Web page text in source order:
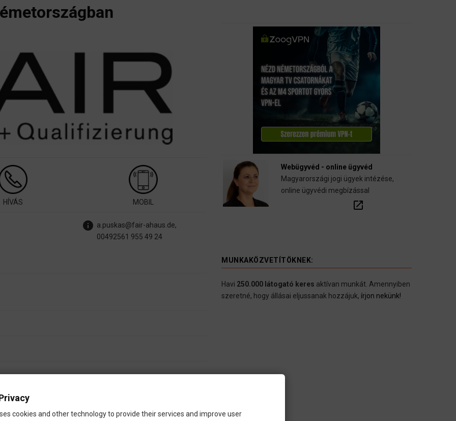
HÍVÁS MOBIL
info a.puskas@fair-ahaus.de,
00492561 955 49 24
Webügyvéd - online ügyvéd
Magyarországi jogi ügyek intézése,
online ügyvédi megbízással
open_in_new
MUNKAKÖZVETÍTÖKNEK:
Havi 250.000 látogató keres aktívan munkát. Amennyiben
szeretné, hogy állásai eljussanak hozzájuk, írjon nekünk!
cookies and other technology to provide their services and improve user